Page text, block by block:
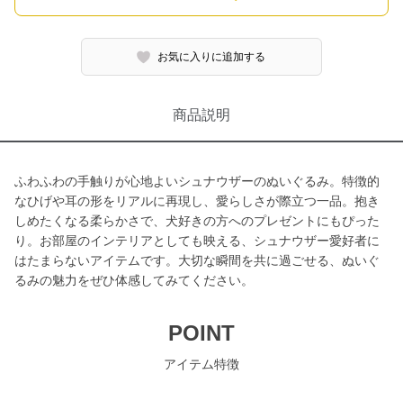
お気に入りに追加する
商品説明
ふわふわの手触りが心地よいシュナウザーのぬいぐるみ。特徴的
なひげや耳の形をリアルに再現し、愛らしさが際立つ一品。抱き
しめたくなる柔らかさで、犬好きの方へのプレゼントにもぴった
り。お部屋のインテリアとしても映える、シュナウザー愛好者に
はたまらないアイテムです。大切な瞬間を共に過ごせる、ぬいぐ
るみの魅力をぜひ体感してみてください。
POINT
アイテム特徴